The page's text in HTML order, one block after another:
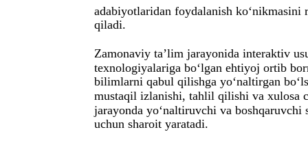
adabiyotlaridan foydalanish
qiladi.
Zamonaviy ta’lim jarayonida interaktiv
texnologiyalariga bo‘lgan ehtiyoj ortib
bilimlarni qabul qilishga yo‘naltirgan
mustaqil izlanishi, tahlil qilishi va xulosa
jarayonda yo‘naltiruvchi va
uchun sharoit yaratadi.